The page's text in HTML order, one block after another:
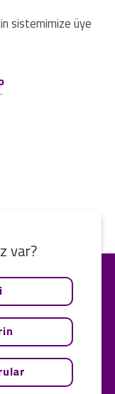
sistemimize üye
var?